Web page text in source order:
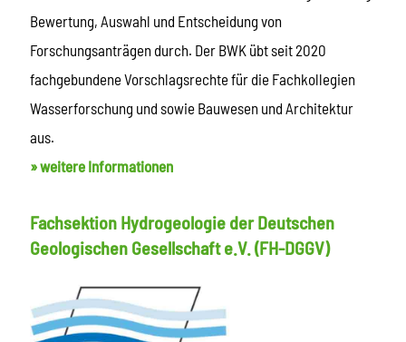
Bewertung, Auswahl und Entscheidung von
Forschungsanträgen durch. Der BWK übt seit 2020
fachgebundene Vorschlagsrechte für die Fachkollegien
Wasserforschung und sowie Bauwesen und Architektur
aus.
» weitere Informationen
Fachsektion Hydrogeologie der Deutschen
Geologischen Gesellschaft e.V. (FH-DGGV)